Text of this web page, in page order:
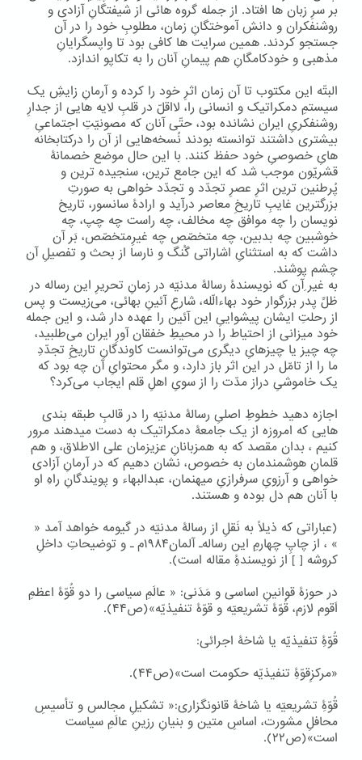
بر سرِ زبان ها افتاد. از جمله گروه هائی از شیفتگانِ آزادی و
روشنفکران و دانش آموختگانِ زمان، مطلوبِ خود را در آن
جستجو کردند. همین سرایت ها کافی بود تا واپسگرایانِ
مذهبی و خودکامگانِ هم پیمانِ آنان را به تکاپو اندازد.
البتّه این مکتوب تا آن زمان اثرِ خود را کرده و آرمانِ زایشِ یک
سیستمِ دمکراتیک و انسانی را، لااقلّ در قلبِ لایه هایی از جدارِ
روشنفکریِ ایران نشانده بود، حتّی آنان که مصونیّتِ اجتماعیِ
بیشتری داشتند توانسته بودند نُسخه‌هایی از آن را درکتابخانه
هایِ خصوصیِ خود حفظ کنند. با این حال موضع خصمانۀ
قشریّون موجب شد که این جامع ترین، سنجیده ترین و
پُرطنین ترین اثرِ عصرِ تجدّد و تجدّد خواهی به صورتِ
بزرگترین غایبِ تاریخِ معاصر درآید و ارادۀ سانسور، تاریخ
نویسان را چه موافق چه مخالف، چه راست چه چپ، چه
خوشبین چه بدبین، چه متخصّص چه غیرِمتخصّص، بَر آن
داشت که به استثنایِ اشاراتی گُنگ و نارسا از بحث و تفصیلِ آن
چشم پوشند.
به غیر ِآن که نویسندۀ رسالۀ مدنیّه در زمانِ تحریرِ این رساله در
ظلِّ پدر بزرگوار خود بهاءالّله، شارعِ آئینِ بهائی، می‌زیست و پس
از رحلتِ ایشان پیشواییِ این آئین را عهده دار شد، و این جمله
خود میزانی از احتیاط را در محیطِ خفقان آورِ ایران می‌طلبید،
چه چیز یا چیزهایِ دیگری می‌توانست کاوندگانِ تاریخِ تجدّدِ
ما را از تامّل در این اثر باز دارد، و مگر محتوایِ آن چه بود که
یک خاموشیِ دراز مدّت را از سویِ اهلِ قلم ایجاب می‌کرد؟
اجازه دهید خطوطِ اصلیِ رسالۀ مدنیّه را در قالبِ طبقه بندی
هایی که امروزه از یک جامعۀ دمکراتیک به دست میدهند مرور
کنیم ، بدان مقصد که به همزبانانِ عزیزمان علی الاطلاق، و هم
قلمانِ هوشمندمان به خصوص، نشان دهیم که در آرمانِ آزادی
خواهی و آرزویِ سرفرازیِ میهنمان، عبدالبهاء و پویندگانِ راهِ او
با آنان هم دل بوده و هستند.
(عباراتی که ذیلاً به نَقلِ از رسالۀ مدنیّه در گیومه خواهد آمد «
» ، از چاپِ چهارمِ این رساله۔ آلمان۱۹۸۴م ۔ و توضیحاتِ داخلِ
کروشه [ ] از نویسندۀِ مقاله است).
در حوزۀ قوانینِ اساسی و مَدَنی: « عالَمِ سیاسی را دو قُوّۀ اعظمِ
اَقوم لازم، قُوّۀ تشریعیّه و قوّۀ تنفیذیّه»(ص۴۴).
قُوّۀِ تنفیذیّه یا شاخۀ اجرائی:
«مرکزِقوّۀِ تنفیذیّه حکومت است»(ص۴۴).
قُوّۀِ تشریعیّه یا شاخۀ قانونگزاری:« تشکیلِ مجالس و تأسیسِ
محافلِ مشورت، اساسِ متین و بنیانِ رزینِ عالَمِ سیاست
است»(ص۲۲).